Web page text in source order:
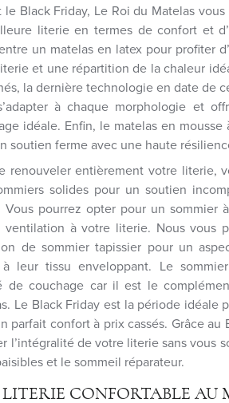
le Black Friday, Le Roi du Matelas
literie en termes de confort et
un matelas en latex pour profiter
et une répartition de la chaleur
la dernière technologie en date de
à chaque morphologie et
idéale. Enfin, le matelas en
soutien ferme avec une haute
renouveler entièrement votre literie,
solides pour un soutien
Vous pourrez opter pour un sommier
ventilation à votre literie. Nous vous
de sommier tapissier pour un
leur tissu enveloppant. Le
de couchage car il est le
Le Black Friday est la période idéale
parfait confort à prix cassés. Grâce au
l’intégralité de votre literie sans vous
et le sommeil réparateur.
CONFORTABLE AU